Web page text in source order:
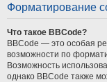
Форматирование
Что такое BBCode?
BBCode — это особая
возможности по
Возможность
однако BBCode также